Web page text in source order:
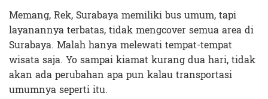
Memang, Rek, Surabaya memiliki bus umum, tapi
layanannya terbatas, tidak mengcover semua area di
Surabaya. Malah hanya melewati tempat-tempat
wisata saja. Yo sampai kiamat kurang dua hari, tidak
akan ada perubahan apa pun kalau transportasi
umumnya seperti itu.